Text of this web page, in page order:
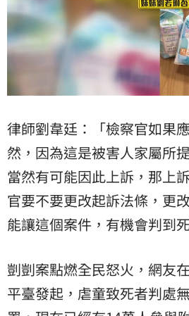
律師劉韋廷：「檢察官如果
然，因為這是被害人家屬所
當然有可能因此上訴，那上
官要不要更改起訴法條，更
能讓這個案件，有機會判到死
剴剴案點燃全民怒火，網友
平臺發起，虐童致死者判處